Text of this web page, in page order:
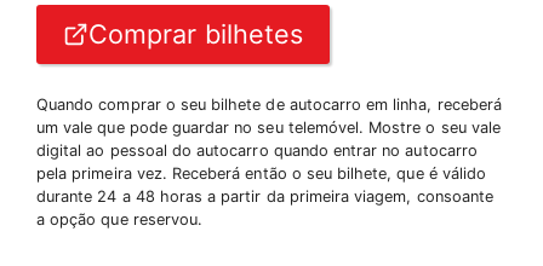
Comprar bilhetes
Quando comprar o seu bilhete de autocarro em linha, receberá
um vale que pode guardar no seu telemóvel. Mostre o seu vale
digital ao pessoal do autocarro quando entrar no autocarro
pela primeira vez. Receberá então o seu bilhete, que é válido
durante 24 a 48 horas a partir da primeira viagem, consoante
a opção que reservou.